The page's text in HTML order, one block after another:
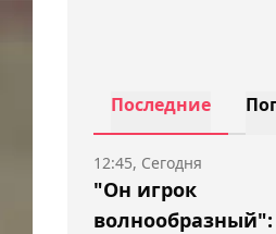
Последние
"Он игрок
волнообразный":
12:45, Сегодня